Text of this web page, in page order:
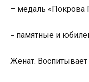
– медаль «Покрова
– памятные и
Женат. Воспитывает